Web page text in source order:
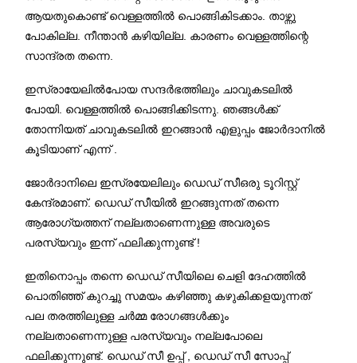
ആയതുകൊണ്ട് വെള്ളത്തിൽ പൊങ്ങികിടക്കാം. താഴ്ന്നു
പോകില്ല. നീന്താൻ കഴിയില്ല. കാരണം വെള്ളത്തിന്റെ
സാന്ദ്രത തന്നെ.
ഇസ്രായേലിൽപോയ സന്ദർഭത്തിലും ചാവുകടലിൽ
പോയി. വെള്ളത്തിൽ പൊങ്ങിക്കിടന്നു. ഞങ്ങൾക്ക്
തോന്നിയത് ചാവുകടലിൽ ഇറങ്ങാൻ എളുപ്പം ജോർദാനിൽ
കൂടിയാണ് എന്ന് .
ജോർദാനിലെ ഇസ്രയേലിലും ഡെഡ് സീഒരു ടൂറിസ്റ്റ്
കേന്ദ്രമാണ്. ഡെഡ് സീയിൽ ഇറങ്ങുന്നത് തന്നെ
ആരോഗ്യത്തന് നല്ലതാണെന്നുള്ള അവരുടെ
പരസ്യവും ഇന്ന് ഫലിക്കുന്നുണ്ട് !
ഇതിനൊപ്പം തന്നെ ഡെഡ് സീയിലെ ചെളി ദേഹത്തിൽ
പൊതിഞ്ഞ് കുറച്ചു സമയം കഴിഞ്ഞു കഴുകിക്കളയുന്നത്
പല തരത്തിലുള്ള ചർമ്മ രോഗങ്ങൾക്കും
നല്ലതാണെന്നുള്ള പരസ്യവും നല്ലപോലെ
ഫലിക്കുന്നുണ്ട്. ഡെഡ് സീ ഉപ്പ് , ഡെഡ് സീ സോപ്പ്